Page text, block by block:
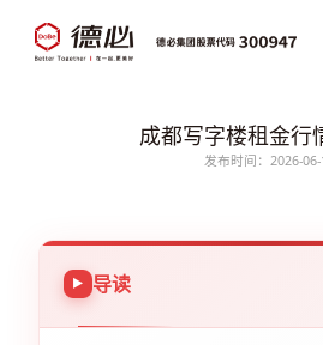
成都写字楼租金行
发布时间：2026-06-
导读